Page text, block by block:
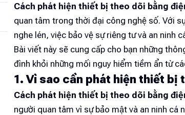
Cách phát hiện thiết bị theo dõi bằng
quan tâm trong thời đại công nghệ số. Với
nghe lén, việc bảo vệ sự riêng tư và an ninh
Bài viết này sẽ cung cấp cho bạn những
đình khỏi những mối nguy hiểm tiềm ẩn từ
1. Vì sao cần phát hiện thiết bị
Cách phát hiện thiết bị theo dõi bằng
người quan tâm vì sự bảo mật và an ninh cá